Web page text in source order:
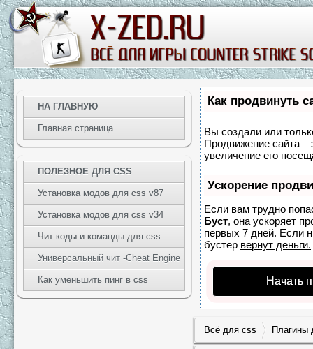
Как продвинуть
Вы создали или
Продвижение сайта –
увеличение его
Ускорение
Если вам трудно
Буст, она ускоряет
первых 7 дней. Если
бустер вернут деньги.
Начать
Всё для css Плагины
НА ГЛАВНУЮ
Главная страница
ПОЛЕЗНОЕ ДЛЯ CSS
Установка модов для css v87
Установка модов для css v34
Чит коды и команды для css
Универсальный чит -Cheat Engine
Как уменьшить пинг в css